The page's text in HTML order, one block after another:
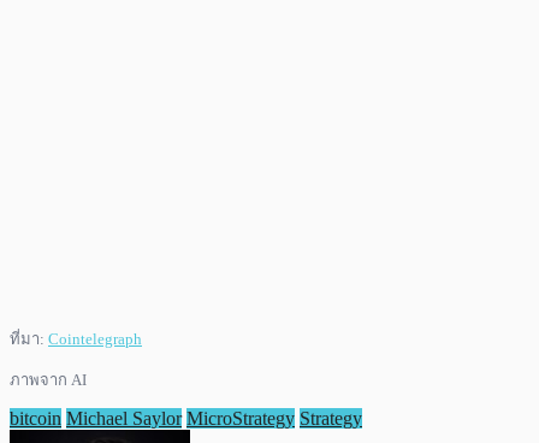
ที่มา: Cointelegraph
ภาพจาก AI
bitcoin Michael Saylor MicroStrategy Strategy